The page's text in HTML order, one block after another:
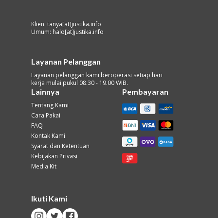
Klien: tanya[at]justika.info
Umum: halo[at]justika.info
Layanan Pelanggan
Layanan pelanggan kami beroperasi setiap hari
kerja mulai pukul 08.30 - 19.00 WIB.
Lainnya
Tentang Kami
Cara Pakai
FAQ
Kontak Kami
Syarat dan Ketentuan
Kebijakan Privasi
Media Kit
Ikuti Kami
Pembayaran